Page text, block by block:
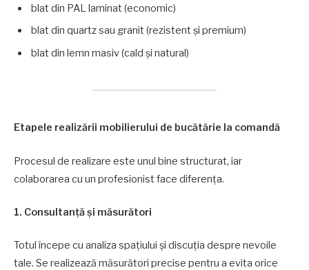
blat din PAL laminat (economic)
blat din quartz sau granit (rezistent și premium)
blat din lemn masiv (cald și natural)
Etapele realizării mobilierului de bucătărie la comandă
Procesul de realizare este unul bine structurat, iar
colaborarea cu un profesionist face diferența.
1. Consultanță și măsurători
Totul începe cu analiza spațiului și discuția despre nevoile
tale. Se realizează măsurători precise pentru a evita orice